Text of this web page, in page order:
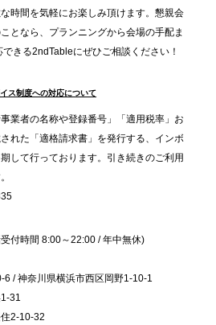
内｜忘年会は“移動時間ゼロ
文が前年比5倍に伸びた「宅配
る、新しい乾杯文化
内｜職場で完結する“忘年会・
人気。幹事負担を軽減し、社内
を促進
時間を気軽にお楽しみ頂けます。懇親会
となら、プランニングから会場の手配ま
きる2ndTableにぜひご相談ください！
ス制度への対応について
業者の名称や登録番号」「適用税率」お
れた「適格請求書」を発行する、インボ
して行っております。引き続きのご利用
付時間 8:00～22:00 / 年中無休)
/ 神奈川県横浜市西区岡野1-10-1
31
2-10-32